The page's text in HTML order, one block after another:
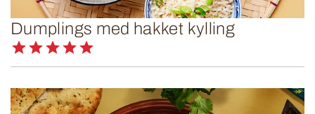
Dumplings med hakket kylling